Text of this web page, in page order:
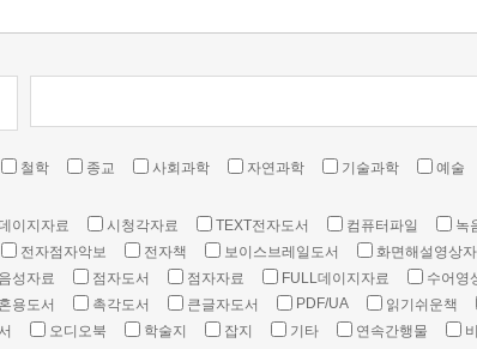
철학 종교 사회과학 자연과학 기술과학 예술
이지자료 시청각자료 TEXT전자도서 컴퓨터파일 녹
전자점자악보 전자책 보이스브레일도서 화면해설영상
성자료
점자도서 점자자료 FULL데이지자료 수어영
용도서
촉각도서 큰글자도서 PDF/UA 읽기쉬운책
오디오북 학술지 잡지 기타 연속간행물